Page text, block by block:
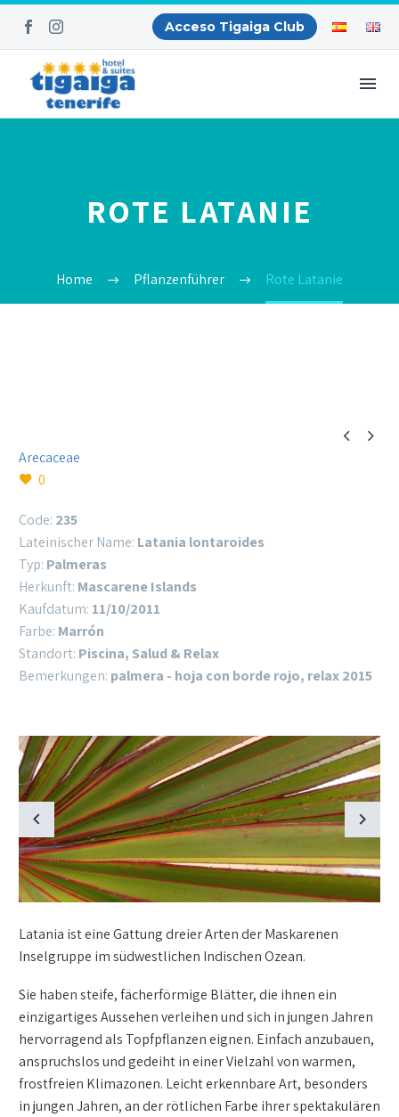
Acceso Tigaiga Club
ROTE LATANIE
Home Pflanzenführer Rote Latanie
 
Arecaceae
0
Code: 235
Lateinischer Name: Latania lontaroides
Typ: Palmeras
Herkunft: Mascarene Islands
Kaufdatum: 11/10/2011
Farbe: Marrón
Standort: Piscina, Salud & Relax
Bemerkungen: palmera - hoja con borde rojo, relax 2015
Latania ist eine Gattung dreier Arten der Maskarenen
Inselgruppe im südwestlichen Indischen Ozean.
Sie haben steife, fächerförmige Blätter, die ihnen ein
einzigartiges Aussehen verleihen und sich in jungen Jahren
hervorragend als Topfpflanzen eignen. Einfach anzubauen,
anspruchslos und gedeiht in einer Vielzahl von warmen,
frostfreien Klimazonen. Leicht erkennbare Art, besonders
in jungen Jahren, an der rötlichen Farbe ihrer spektakulären